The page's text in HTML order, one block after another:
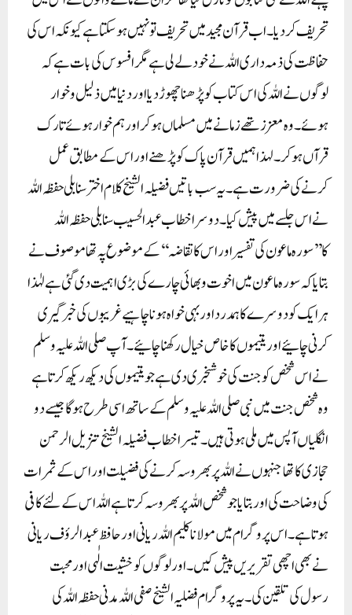
تحریف کردیا۔ اب قرآن مجید میں تحریف تو نہیں ہوسکتا ہے کیونکہ اس کی
حفاظت کی ذمہ داری اللہ نے خود لے لی ہے مگر افسوس کی بات ہے کہ
لوگوں نے اللہ کی اس کتاب کو پڑھنا چھوڑ دیا اور دنیا میں ذلیل و خوار
ہوئے۔وہ معزز تھے زمانے میں مسلماں ہوکر اور ہم خوار ہوئے تارک
قرآں ہوکر۔لہذا ہمیں قرآن پاک کو پڑھنے اور اس کے مطابق عمل
کرنے کی ضرورت ہے۔ یہ سب باتیں فضیلہ الشیخ کلام اختر سنابلی حفظہ اللہ
نے اس جلسے میں پیش کیا۔دوسرا خطاب عبدالحسیب سنابلی حفظہ اللہ
کا’’سورہ ماعون کی تفسیر اور اس کا تقاضہ‘‘ کے موضوع پہ تھا موصوف نے
بتایا کہ سورہ ماعون میں اخوت و بھائی چارے کی بڑی اہمیت دی گئی ہے لہٰذا
ہر ایک کو دوسرے کا ہمدرد اور بہی خواہ ہونا چاہیے غریبوں کی خبر گیری
کرنی چائیے اور یتیموں کا خاص خیال رکھنا چائیے۔آپ صلی اللہ علیہ وسلم
نے اس شخص کو جنت کی خوشخبری دی ہے جو یتیموں کی دیکھ ریکھ کرتا ہے
وہ شخص جنت میں نبی صلی اللہ علیہ وسلم کے ساتھ اسی طرح ہوگا جیسے دو
انگلیاں آپس میں ملی ہوتی ہیں۔تیسرا خطاب فضیلہ الشیخ تنزیل الرحمن
حجازی کا تھا جنہوں نے اللہ پر بھروسہ کرنے کی فضیلت اور اس کے ثمرات
کی وضاحت کی اور بتایا جو شخص اللہ پر بھروسہ کرتا ہے اللہ اس کے لئے کافی
ہوتا ہے۔اس پروگرام میں مولانا کلیم اللہ ریانی اور حافظ عبد الرؤف ریانی
نے بھی اچھی تقریریں پیش کیں۔ اور لوگوں کو خشیت الٰہی اور محبت
رسول کی تلقین کی۔یہ پروگرام فضلیہ الشیخ صفی اللہ مدنی حفظہ اللہ کی